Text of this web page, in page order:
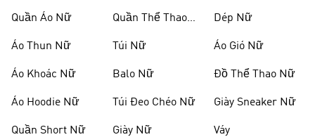
Quần Áo Nữ
Áo Thun Nữ
Áo Khoác Nữ
Áo Hoodie Nữ
Quần Short Nữ
Quần Thể Thao
Túi Nữ
Balo Nữ
Túi Đeo Chéo Nữ
Giày Nữ
Dép Nữ
Áo Gió Nữ
Đồ Thể Thao Nữ
Giày Sneaker Nữ
Váy